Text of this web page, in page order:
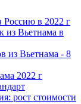
Россию в 2022 г
из Вьетнама в
из Вьетнама - 8
2022 г
рост стоимости